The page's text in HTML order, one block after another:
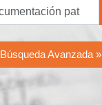
Búsqueda Avanzada »